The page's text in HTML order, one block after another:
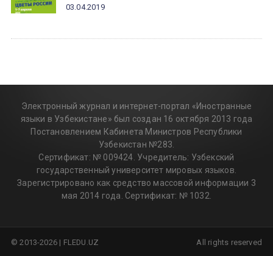
03.04.2019
Электронный журнал и интернет-портал «Иностранные
языки в Узбекистане» был создан 16 октября 2013 года
Постановлением Кабинета Министров Республики
Узбекистан №283.
Сертификат: № 009424. Учредитель: Узбекский
государственный университет мировых языков.
Зарегистрировано как средство массовой информации 3
мая 2014 года. Сертификат: № 1032.
All rights reserved
© 2013-2026 | FLEDU.UZ